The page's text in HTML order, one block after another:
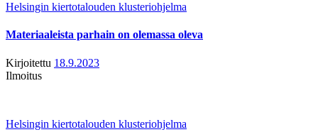
Helsingin kiertotalouden klusteriohjelma
Materiaaleista parhain on olemassa oleva
Kirjoitettu 18.9.2023
Ilmoitus
Helsingin kiertotalouden klusteriohjelma